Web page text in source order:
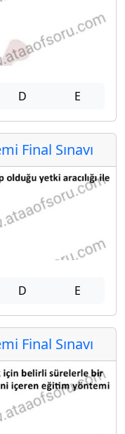
D E
Final Sınavı
D E
Final Sınavı